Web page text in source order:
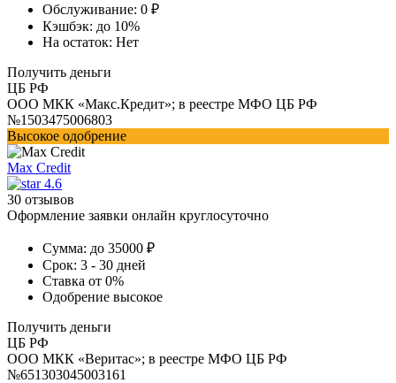
Обслуживание: 0 ₽
Кэшбэк: до 10%
На остаток: Нет
Получить деньги
ЦБ РФ
ООО МКК «Макс.Кредит»; в реестре МФО ЦБ РФ
№1503475006803
Высокое одобрение
Max Credit
4.6
30 отзывов
Оформление заявки онлайн круглосуточно
Сумма: до 35000 ₽
Срок: 3 - 30 дней
Ставка от 0%
Одобрение высокое
Получить деньги
ЦБ РФ
ООО МКК «Веритас»; в реестре МФО ЦБ РФ
№651303045003161